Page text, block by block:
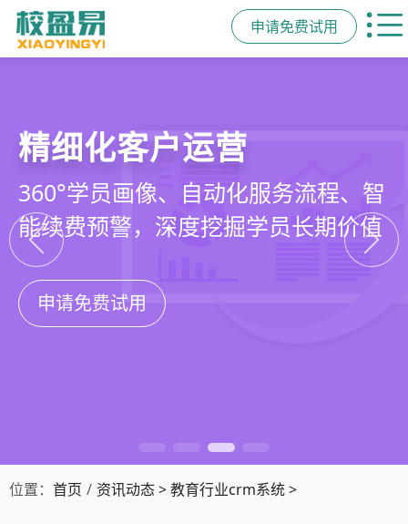
申请免费试用
教培行业CRM
以学员为中心，打通从引流、转化、
教学到复购转介绍的全生命周期增长
引擎
申请免费试用
智能销售漏斗
线索自动分配、标准化跟单、试听转
化分析，打造高绩效招生团队
申请免费试用
精细化客户运营
360°学员画像、自动化服务流程、智
能续费预警，深度挖掘学员长期价值
申请免费试用
私域招生与裂变
集成企微SCRM、小程序商城、丰富
裂变工具，实现低成本口碑增长
申请免费试用
位置： 首页 资讯动态>教育行业crm系统>